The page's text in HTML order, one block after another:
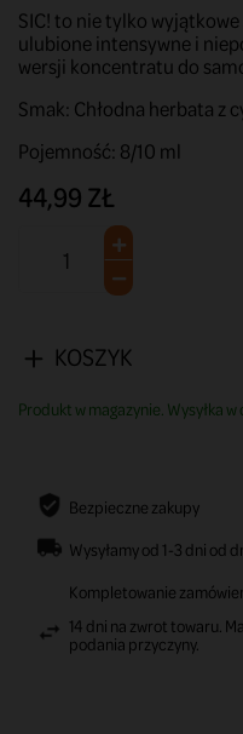
SIC! to nie tylko
ulubione intensywne i
wersji koncentratu do
Smak: Chłodna herbata z
Pojemność: 8/10 ml
44,99 ZŁ
KOSZYK
Produkt w magazynie. Wysyłka w
Bezpieczne zakupy
Wysyłamy od 1-3 dni od
Kompletowanie
14 dni na zwrot towaru.
podania przyczyny.